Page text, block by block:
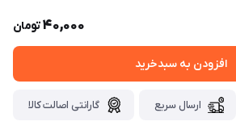
40,000تومان
افزودن به سبدخرید
ارسال سریع گارانتی اصالت کالا